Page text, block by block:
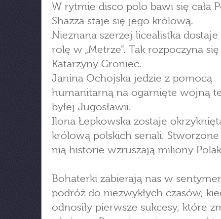
W rytmie disco polo bawi się cała
Shazza staje się jego królową.
Nieznana szerzej licealistka dostaje
rolę w „Metrze”. Tak rozpoczyna
Katarzyny Groniec.
Janina Ochojska jedzie z pomocą
humanitarną na ogarnięte wojną
byłej Jugosławii.
Ilona Łepkowska zostaje
królową polskich seriali. Stworzone
nią historie wzruszają miliony
Bohaterki zabierają nas w
podróż do niezwykłych czasów,
odnosiły pierwsze sukcesy, które